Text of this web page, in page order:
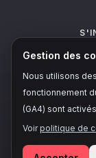
Gestion des
Nous utilisons
fonctionnement
(GA4) sont
Voir politique de
Ce site est protégé
©